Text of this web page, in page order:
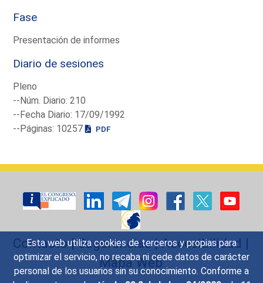
Esta web utiliza cookies de terceros y propias para
optimizar el servicio, no recaba ni cede datos de carácter
personal de los usuarios sin su conocimiento. Conforme a
Fase
Presentación de informes
Diario de sesiones
Pleno
--Núm. Diario: 210
--Fecha Diario: 17/09/1992
--Páginas: 10257
PDF
Contacto|Sugerencias|Accesibilidad |
Mapa Web